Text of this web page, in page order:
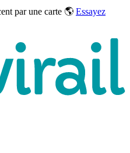
par une carte 🌎 Essayez